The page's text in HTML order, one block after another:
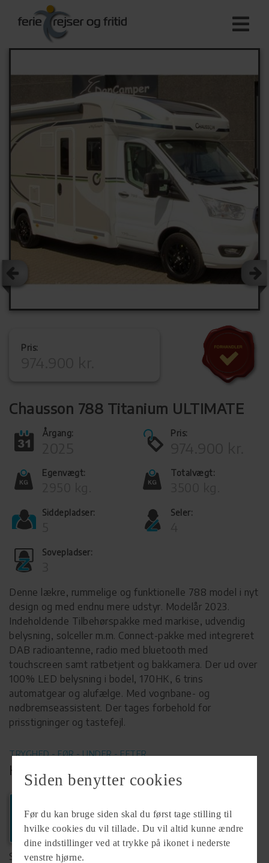
Pris:
Chausson 788 Titanium ULTIMATE
Årgang: Pris:
Egenvægt: Totalvægt:
Siddepladser: Seler:
Sovepladser:
Denne lækre, rummelige og funktionelle 788 model i nyt
design og med endnu mere udstyr. Modelår 2023.
Indeholdende Tilbehørspakke med markise, udvendig
belysning, solceller m.m. Connect-pakke med integreret
DAB radioantenne, radio med bluetooth med
touchscreen samt ratbetjent og bakkamera. Der ud over
100% LED belysning i bodel, 170HK, 6 trins
automatgear og alufælge. Med vognbane- og
nødbremseassistent. Der tages forbehold for
prisstigninger og tastefejl.
TRYGHED - FØR - UNDER - EFTER
KØB HOS FORHANDLER
+45 20755797
Se komplet info på forhandlerens
Siden benytter cookies
Før du kan bruge siden skal du først tage stilling til
hvilke cookies du vil tillade. Du vil altid kunne ændre
dine indstillinger ved at trykke på ikonet i nederste
venstre hjørne.